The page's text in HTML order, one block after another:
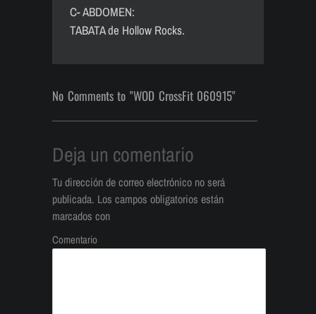
C- ABDOMEN:
TABATA de Hollow Rocks.
No Comments to "WOD CrossFit 060915"
Deja un comentario
Tu dirección de correo electrónico no será
publicada. Los campos obligatorios están
marcados con
Comentario